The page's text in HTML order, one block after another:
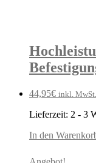
44,95€ inkl. MwSt.
Lieferzeit: 2 - 3
In den